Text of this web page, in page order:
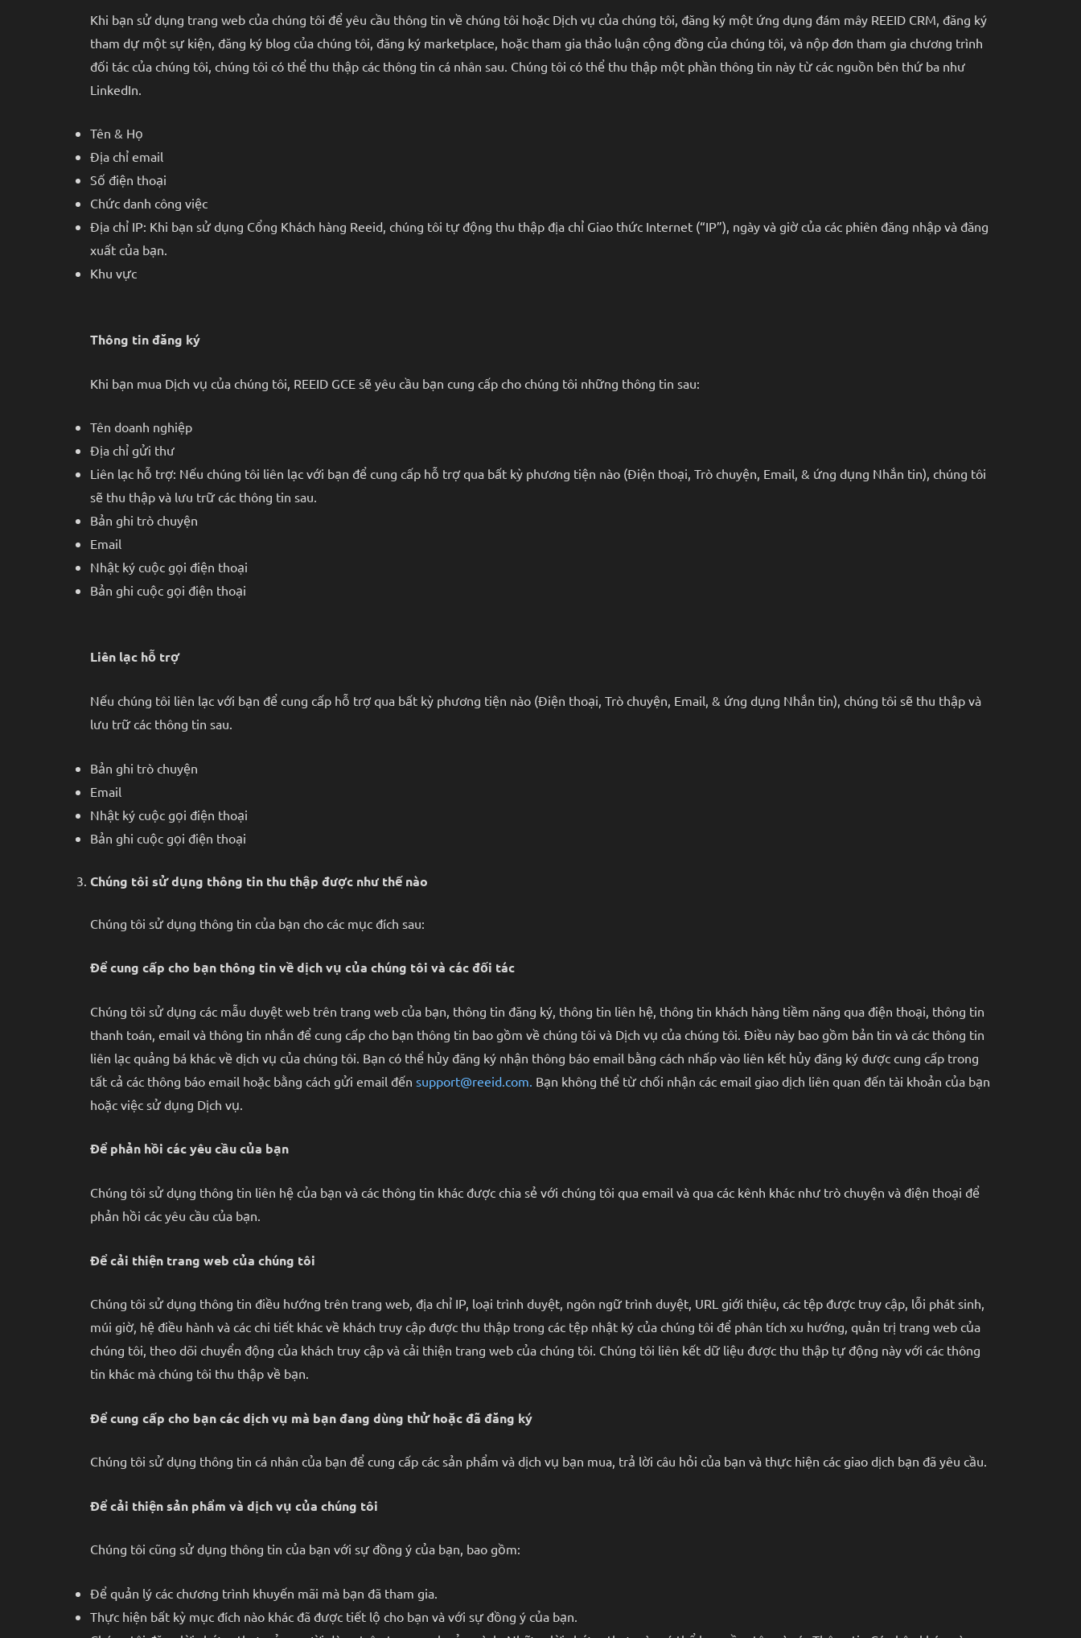
Khi bạn sử dụng trang web của chúng tôi để yêu cầu thông tin về chúng tôi hoặc Dịch vụ của chúng tôi, đăng ký một ứng dụng đám mây REEID CRM, đăng ký
tham dự một sự kiện, đăng ký blog của chúng tôi, đăng ký marketplace, hoặc tham gia thảo luận cộng đồng của chúng tôi, và nộp đơn tham gia chương trình
đối tác của chúng tôi, chúng tôi có thể thu thập các thông tin cá nhân sau. Chúng tôi có thể thu thập một phần thông tin này từ các nguồn bên thứ ba như
LinkedIn.
Tên & Họ
Địa chỉ email
Số điện thoại
Chức danh công việc
Địa chỉ IP: Khi bạn sử dụng Cổng Khách hàng Reeid, chúng tôi tự động thu thập địa chỉ Giao thức Internet (“IP”), ngày và giờ của các phiên đăng nhập và đăng
xuất của bạn.
Khu vực
Thông tin đăng ký
Khi bạn mua Dịch vụ của chúng tôi, REEID GCE sẽ yêu cầu bạn cung cấp cho chúng tôi những thông tin sau:
Tên doanh nghiệp
Địa chỉ gửi thư
Liên lạc hỗ trợ: Nếu chúng tôi liên lạc với bạn để cung cấp hỗ trợ qua bất kỳ phương tiện nào (Điện thoại, Trò chuyện, Email, & ứng dụng Nhắn tin), chúng tôi
sẽ thu thập và lưu trữ các thông tin sau.
Bản ghi trò chuyện
Email
Nhật ký cuộc gọi điện thoại
Bản ghi cuộc gọi điện thoại
Liên lạc hỗ trợ
Nếu chúng tôi liên lạc với bạn để cung cấp hỗ trợ qua bất kỳ phương tiện nào (Điện thoại, Trò chuyện, Email, & ứng dụng Nhắn tin), chúng tôi sẽ thu thập và
lưu trữ các thông tin sau.
Bản ghi trò chuyện
Email
Nhật ký cuộc gọi điện thoại
Bản ghi cuộc gọi điện thoại
Chúng tôi sử dụng thông tin thu thập được như thế nào
Chúng tôi sử dụng thông tin của bạn cho các mục đích sau:
Để cung cấp cho bạn thông tin về dịch vụ của chúng tôi và các đối tác
Chúng tôi sử dụng các mẫu duyệt web trên trang web của bạn, thông tin đăng ký, thông tin liên hệ, thông tin khách hàng tiềm năng qua điện thoại, thông tin
thanh toán, email và thông tin nhắn để cung cấp cho bạn thông tin bao gồm về chúng tôi và Dịch vụ của chúng tôi. Điều này bao gồm bản tin và các thông tin
liên lạc quảng bá khác về dịch vụ của chúng tôi. Bạn có thể hủy đăng ký nhận thông báo email bằng cách nhấp vào liên kết hủy đăng ký được cung cấp trong
tất cả các thông báo email hoặc bằng cách gửi email đến support@reeid.com. Bạn không thể từ chối nhận các email giao dịch liên quan đến tài khoản của bạn
hoặc việc sử dụng Dịch vụ.
Để phản hồi các yêu cầu của bạn
Chúng tôi sử dụng thông tin liên hệ của bạn và các thông tin khác được chia sẻ với chúng tôi qua email và qua các kênh khác như trò chuyện và điện thoại để
phản hồi các yêu cầu của bạn.
Để cải thiện trang web của chúng tôi
Chúng tôi sử dụng thông tin điều hướng trên trang web, địa chỉ IP, loại trình duyệt, ngôn ngữ trình duyệt, URL giới thiệu, các tệp được truy cập, lỗi phát sinh,
múi giờ, hệ điều hành và các chi tiết khác về khách truy cập được thu thập trong các tệp nhật ký của chúng tôi để phân tích xu hướng, quản trị trang web của
chúng tôi, theo dõi chuyển động của khách truy cập và cải thiện trang web của chúng tôi. Chúng tôi liên kết dữ liệu được thu thập tự động này với các thông
tin khác mà chúng tôi thu thập về bạn.
Để cung cấp cho bạn các dịch vụ mà bạn đang dùng thử hoặc đã đăng ký
Chúng tôi sử dụng thông tin cá nhân của bạn để cung cấp các sản phẩm và dịch vụ bạn mua, trả lời câu hỏi của bạn và thực hiện các giao dịch bạn đã yêu cầu.
Để cải thiện sản phẩm và dịch vụ của chúng tôi
Chúng tôi cũng sử dụng thông tin của bạn với sự đồng ý của bạn, bao gồm:
Để quản lý các chương trình khuyến mãi mà bạn đã tham gia.
Thực hiện bất kỳ mục đích nào khác đã được tiết lộ cho bạn và với sự đồng ý của bạn.